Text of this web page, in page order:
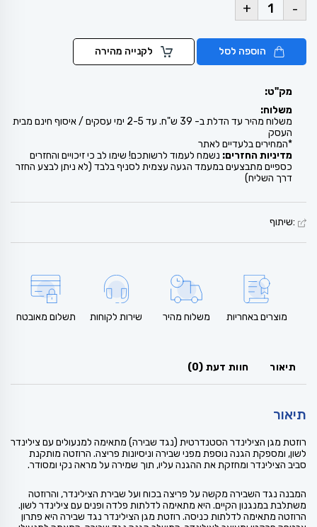
-
+
הוספה לסל לקנייה מהירה
מק"ט:
משלוח:
משלוח מהיר עד הדלת ב- 39 ש"ח. עד 2-5 ימי עסקים / איסוף חינם מבית
העסק
*המחירים בלעדיים לאתר
מדיניות החזרים: נשמח לעמוד לרשותכם! שימו לב כי זיכויים והחזרים
כספיים מתבצעים במעמד הגעה עצמית לסניף בלבד (לא ניתן לבצע החזר
דרך השליח)
:שיתוף
מוצרים באחריות משלוח מהיר שירות לקוחות תשלום מאובטח
תיאור חוות דעת (0)
תיאור
רוזטת מגן הצילינדר הסטנדרטית (נגד שבירה) מתאימה למנעולים עם צילינדר
לשון, ומספקת הגנה נוספת מפני שבירה וניסיונות פריצה. הרוזטה מותקנת
סביב הצילינדר ומחזקת את ההגנה עליו, תוך שמירה על מראה נקי ומסודר.
המבנה נגד השבירה מקשה על פריצה בכוח ועל שבירת הצילינדר, והרוזטה
משתלבת במנגנון הקיים. היא מתאימה לדלתות פלדה ופנים עם צילינדר לשון.
הרוזטה מתאימה לדלתות כניסה. רוזטת מגן הצילינדר נגד שבירה היא פתרון